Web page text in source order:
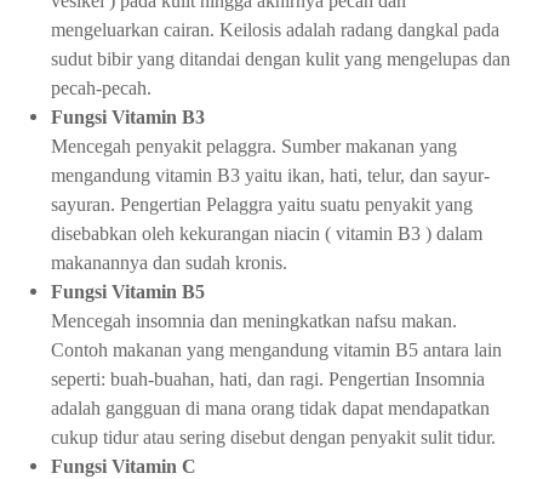
mengeluarkan cairan. Keilosis adalah radang dangkal pada
sudut bibir yang ditandai dengan kulit yang mengelupas dan
pecah-pecah.
Fungsi Vitamin B3
Mencegah penyakit pelaggra. Sumber makanan yang
mengandung vitamin B3 yaitu ikan, hati, telur, dan sayur-
sayuran. Pengertian Pelaggra yaitu suatu penyakit yang
disebabkan oleh kekurangan niacin ( vitamin B3 ) dalam
makanannya dan sudah kronis.
Fungsi Vitamin B5
Mencegah insomnia dan meningkatkan nafsu makan.
Contoh makanan yang mengandung vitamin B5 antara lain
seperti: buah-buahan, hati, dan ragi. Pengertian Insomnia
adalah gangguan di mana orang tidak dapat mendapatkan
cukup tidur atau sering disebut dengan penyakit sulit tidur.
Fungsi Vitamin C